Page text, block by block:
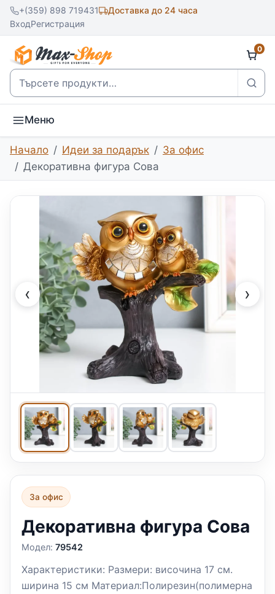
+(359) 898 719431
Доставка до 24 часа
ВходРегистрация
Търсене
0
Меню
Начало Идеи за подарък
За офис
Декоративна фигура Сова
‹ ›
За офис
Декоративна фигура Сова
Модел:79542
Характеристики: Размери: височина 17 см.
ширина 15 см Материал:Полирезин(полимерна